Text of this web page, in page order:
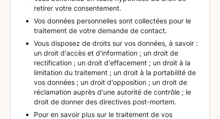
retirer votre consentement.
Vos données personnelles sont collectées pour le
traitement de votre demande de contact.
Vous disposez de droits sur vos données, à savoir :
un droit d'accès et d'information ; un droit de
rectification ; un droit d'effacement ; un droit à la
limitation du traitement ; un droit à la portabilité de
vos données ; un droit d'opposition ; un droit de
réclamation auprès d'une autorité de contrôle ; le
droit de donner des directives post-mortem.
Pour en savoir plus sur le traitement de vos